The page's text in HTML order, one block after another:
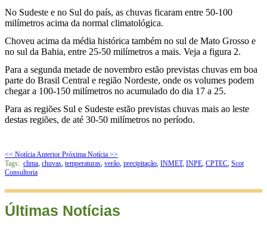
No Sudeste e no Sul do país, as chuvas ficaram entre 50-100
milímetros acima da normal climatológica.
Choveu acima da média histórica também no sul de Mato Grosso e
no sul da Bahia, entre 25-50 milímetros a mais. Veja a figura 2.
Para a segunda metade de novembro estão previstas chuvas em boa
parte do Brasil Central e região Nordeste, onde os volumes podem
chegar a 100-150 milímetros no acumulado do dia 17 a 25.
Para as regiões Sul e Sudeste estão previstas chuvas mais ao leste
destas regiões, de até 30-50 milímetros no período.
<< Notícia Anterior Próxima Notícia >>
Tags: clima, chuvas, temperaturas, verão, precipitação, INMET, INPE, CPTEC, Scot
Consultoria
Últimas Notícias